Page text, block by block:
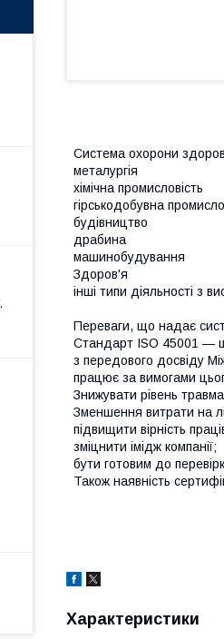
Система охорони
металургія
хімічна промисловість
гірськодобувна
будівництво
драбина
машинобудування
Здоров'я
інші типи діяльності з
Переваги, що надає
Стандарт ISO 45001 — це
з передового досвіду
працює за вимогами
Знижувати рівень
Зменшення витрати на
підвищити вірність
зміцнити імідж компанії;
бути готовим до
Також наявність
Характеристики